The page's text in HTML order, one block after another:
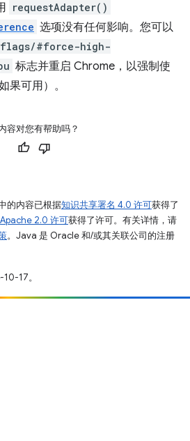
requestAdapter()
选项没有任何影响。您可以
#force-high-
标志并重启 Chrome，以强制使
果可用）。
容对您有帮助吗？
的内容已根据知识共享署名 4.0 许可获得了
Apache 2.0 许可获得了许可。有关详情，请
。Java 是 Oracle 和/或其关联公司的注册
17。